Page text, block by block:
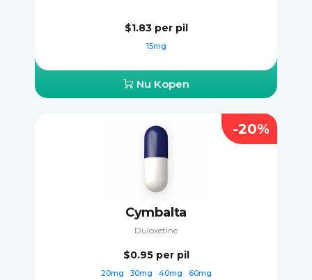
$1.83 per pil
15mg
Nu Kopen
Cymbalta
Duloxetine
$0.95 per pil
20mg 30mg 40mg 60mg
-20%